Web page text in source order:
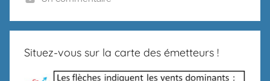
Situez-vous sur la carte des émetteurs !